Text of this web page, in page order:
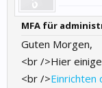
MFA für
Guten Morgen,
<br />Hier
<br />